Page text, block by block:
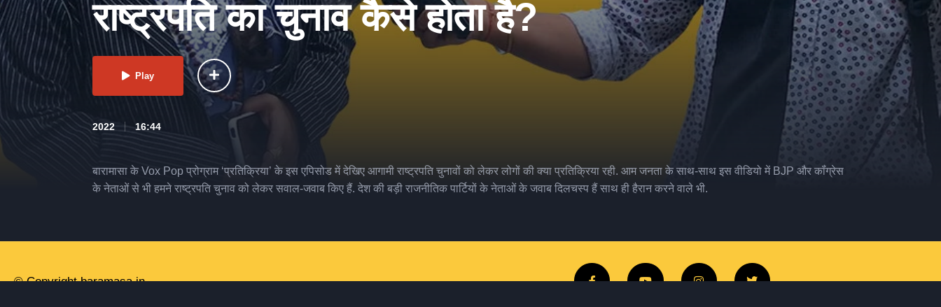
राष्ट्रपति का चुनाव कैसे होता है?
Play
2022 16:44
बारामासा के Vox Pop प्रोग्राम ‘प्रतिक्रिया’ के इस एपिसोड में देखिए आगामी राष्ट्रपति चुनावों को लेकर लोगों की क्या प्रतिक्रिया रही. आम जनता के साथ-साथ इस वीडियो में BJP और कॉंग्रेस
के नेताओं से भी हमने राष्ट्रपति चुनाव को लेकर सवाल-जवाब किए हैं. देश की बड़ी राजनीतिक पार्टियों के नेताओं के जवाब दिलचस्प हैं साथ ही हैरान करने वाले भी.
© Copyright baramasa.in